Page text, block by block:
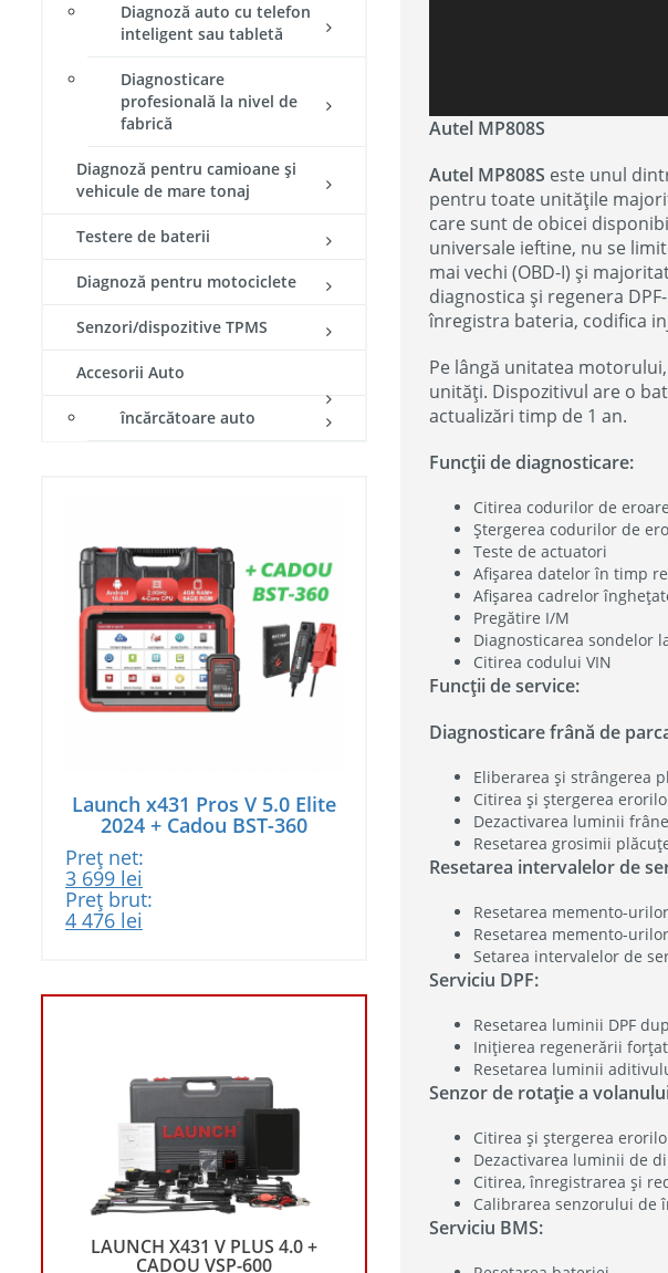
Diagnoză auto cu telefon
inteligent sau tabletă
Diagnosticare
profesională la nivel de
fabrică
Diagnoză pentru camioane și
vehicule de mare tonaj
Testere de baterii
Diagnoză pentru motociclete​
Senzori/dispozitive TPMS
Accesorii Auto
încărcătoare auto
Launch x431 Pros V 5.0 Elite
2024 + Cadou BST-360
Preț net:
Prețul
inițial
a
3 699 lei
curent
Preț brut:
Prețul
4
4 476 lei
476 lei.
Autel MP808S
Autel MP808S este unul
pentru toate unitățile
care sunt de obicei
universale ieftine, nu se
mai vechi (OBD-I) și
diagnostica și regenera
înregistra bateria, codifica
Pe lângă unitatea
unități. Dispozitivul are o
actualizări timp de 1 an.
Funcții de diagnosticare:
Citirea codurilor de
Ștergerea codurilor de
Teste de actuatori
Afișarea datelor în timp
Afișarea cadrelor
Pregătire I/M
Diagnosticarea sondelor
Citirea codului VIN
Funcții de service:
Diagnosticare frână de
Eliberarea și strângerea
Citirea și ștergerea
Dezactivarea luminii
Resetarea grosimii
Resetarea intervalelor de
Resetarea memento-
Resetarea memento-
Setarea intervalelor de
Serviciu DPF:
Resetarea luminii DPF
Inițierea regenerării
Resetarea luminii
Senzor de rotație a
Citirea și ștergerea
Dezactivarea luminii de
Citirea, înregistrarea și
Calibrarea senzorului de
Serviciu BMS: